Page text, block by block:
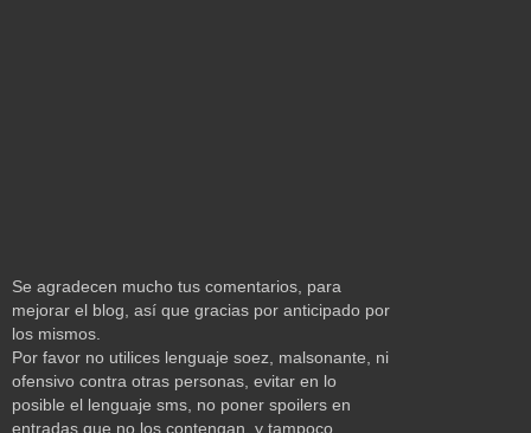
Se agradecen mucho tus comentarios, para
mejorar el blog, así que gracias por anticipado por
los mismos.
Por favor no utilices lenguaje soez, malsonante, ni
ofensivo contra otras personas, evitar en lo
posible el lenguaje sms, no poner spoilers en
entradas que no los contengan, y tampoco